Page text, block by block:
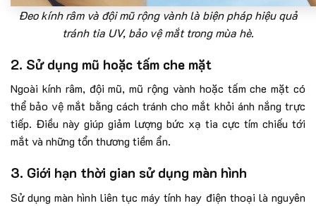
Đeo kính râm và đội mũ rộng vành là biện pháp hiệu quả
tránh tia UV, bảo vệ mắt trong mùa hè.
2. Sử dụng mũ hoặc tấm che mặt
Ngoài kính râm, đội mũ, mũ rộng vành hoặc tấm che mặt có
thể bảo vệ mắt bằng cách tránh cho mắt khỏi ánh nắng trực
tiếp. Điều này giúp giảm lượng bức xạ tia cực tím chiếu tới
mắt và những tổn thương tiềm ẩn.
3. Giới hạn thời gian sử dụng màn hình
Sử dụng màn hình liên tục máy tính hay điện thoại là nguyên